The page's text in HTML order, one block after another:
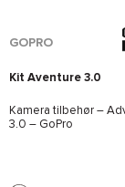
GOPRO
Kit Aventure 3.0
Kamera tilbehør –
3.0 – GoPro